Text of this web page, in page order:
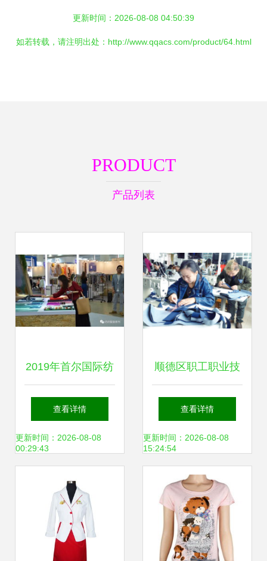
更新时间：2026-08-08 04:50:39
如若转载，请注明出处：http://www.qqacs.com/product/64.html
PRODUCT
产品列表
2019年首尔国际纺
织展迎来20周年 中
国183家企业参展
查看详情
更新时间：2026-08-08
00:29:43
顺德区职工职业技
能大赛纺织服装行
业平车技能竞赛 匠
心缝制未来
查看详情
更新时间：2026-08-08
15:24:54